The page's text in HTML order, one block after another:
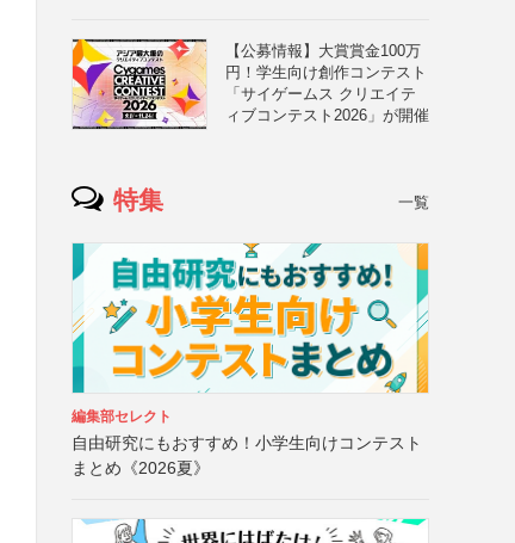
【公募情報】大賞賞金100万
円！学生向け創作コンテスト
「サイゲームス クリエイテ
ィブコンテスト2026」が開催
特集 一覧
編集部セレクト
自由研究にもおすすめ！小学生向けコンテスト
まとめ《2026夏》